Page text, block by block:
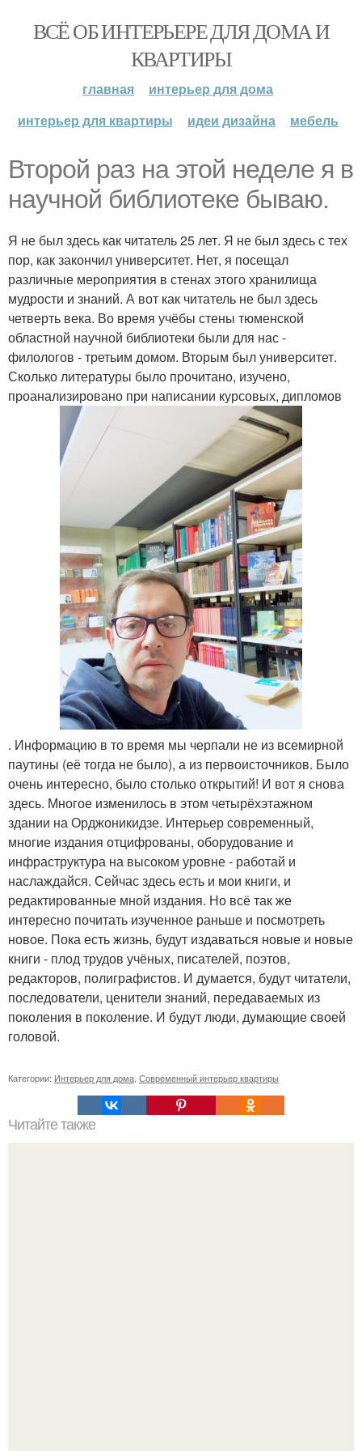
ВСЁ ОБ ИНТЕРЬЕРЕ ДЛЯ ДОМА И
КВАРТИРЫ
главная
интерьер для дома
интерьер для квартиры
идеи дизайна мебель
Второй раз на этой неделе я в
научной библиотеке бываю.
Я не был здесь как читатель 25 лет. Я не был здесь с тех
пор, как закончил университет. Нет, я посещал
различные мероприятия в стенах этого хранилища
мудрости и знаний. А вот как читатель не был здесь
четверть века. Во время учёбы стены тюменской
областной научной библиотеки были для нас -
филологов - третьим домом. Вторым был университет.
Сколько литературы было прочитано, изучено,
проанализировано при написании курсовых, дипломов
. Информацию в то время мы черпали не из всемирной
паутины (её тогда не было), а из первоисточников. Было
очень интересно, было столько открытий! И вот я снова
здесь. Многое изменилось в этом четырёхэтажном
здании на Орджоникидзе. Интерьер современный,
многие издания отцифрованы, оборудование и
инфраструктура на высоком уровне - работай и
наслаждайся. Сейчас здесь есть и мои книги, и
редактированные мной издания. Но всё так же
интересно почитать изученное раньше и посмотреть
новое. Пока есть жизнь, будут издаваться новые и новые
книги - плод трудов учёных, писателей, поэтов,
редакторов, полиграфистов. И думается, будут читатели,
последователи, ценители знаний, передаваемых из
поколения в поколение. И будут люди, думающие своей
головой.
Категории: Интерьер для дома Современный интерьер квартиры
Читайте также